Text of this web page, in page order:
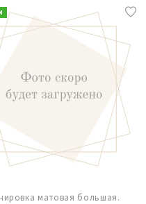
матовая большая.